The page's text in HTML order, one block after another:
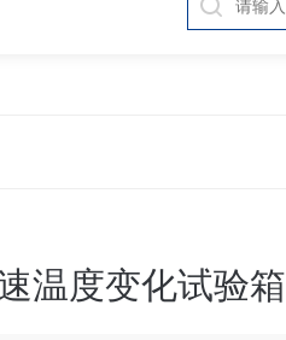
温度变化试验箱